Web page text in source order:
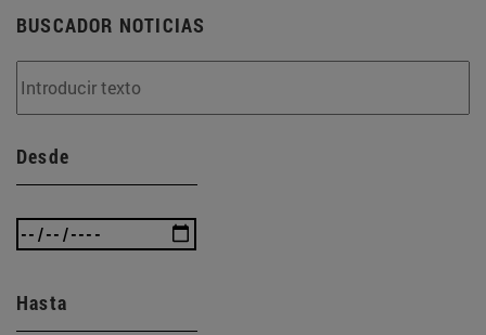
BUSCADOR NOTICIAS
Desde
Hasta